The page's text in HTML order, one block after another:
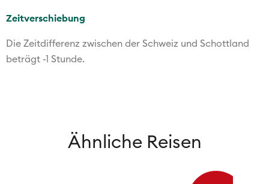
Zeitverschiebung
Die Zeitdifferenz zwischen der Schweiz und Schottland
beträgt -1 Stunde.
Ähnliche Reisen